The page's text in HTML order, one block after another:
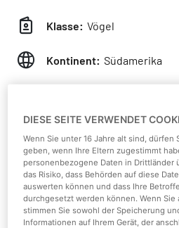
Klasse: Vögel
Kontinent: Südamerika
Gewicht:3,5 kg
Größe:82 - 92 cm
DIESE SEITE VERWENDET
Wenn Sie unter 16 Jahre alt sind, dürfen
geben, wenn Ihre Eltern zugestimmt
personenbezogene Daten in
das Risiko, dass Behörden auf diese
auswerten können und dass Ihre
durchgesetzt werden können. Wenn Sie
stimmen Sie sowohl der Speicherung
Informationen auf Ihrem Gerät, der